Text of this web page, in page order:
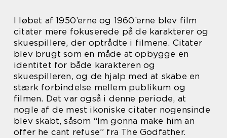
I løbet af 1950’erne og 1960’erne blev film
citater mere fokuserede på de karakterer og
skuespillere, der optrådte i filmene. Citater
blev brugt som en måde at opbygge en
identitet for både karakteren og
skuespilleren, og de hjalp med at skabe en
stærk forbindelse mellem publikum og
filmen. Det var også i denne periode, at
nogle af de mest ikoniske citater nogensinde
blev skabt, såsom “Im gonna make him an
offer he cant refuse” fra The Godfather.